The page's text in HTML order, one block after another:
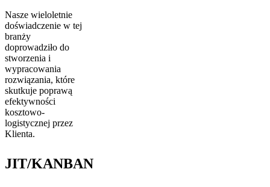
Nasze wieloletnie
doświadczenie w tej
branży
doprowadziło do
stworzenia i
wypracowania
rozwiązania, które
skutkuje poprawą
efektywności
kosztowo-
logistycznej przez
Klienta.
JIT/KANBAN